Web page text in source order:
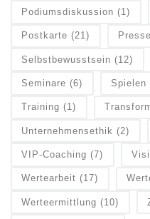
Podiumsdiskussion (1)
Postkarte (21) Presse
Selbstbewusstsein (12)
Seminare (6) Spielen
Training (1)
Unternehmensethik (2)
VIP-Coaching (7)
Wertearbeit (17)
Werteermittlung (10)